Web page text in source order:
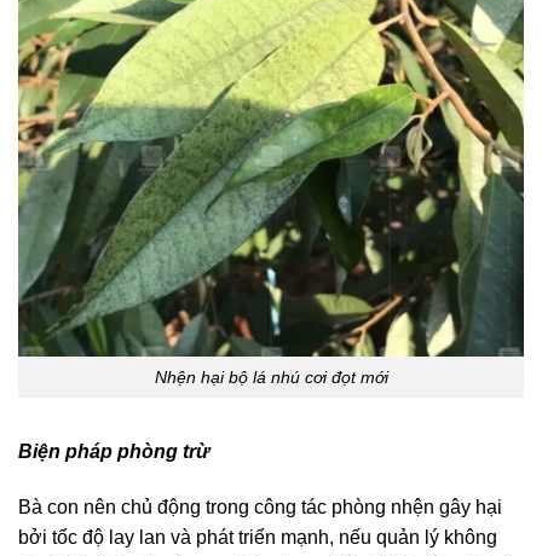
Nhện hại bộ lá nhú cơi đọt mới
Biện pháp phòng trừ
Bà con nên chủ động trong công tác phòng nhện gây hại
bởi tốc độ lay lan và phát triển mạnh, nếu quản lý không